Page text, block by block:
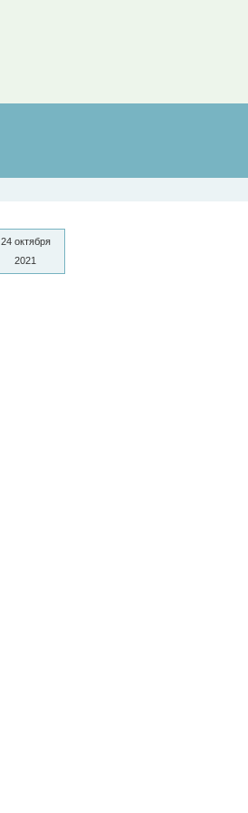
24 октября
2021